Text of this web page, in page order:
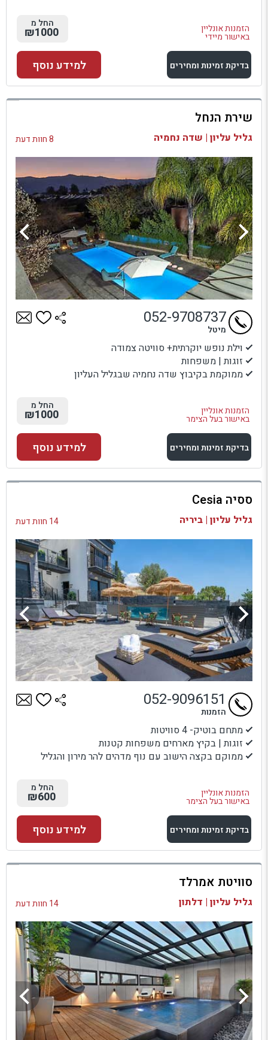
הזמנות אונליין
באישור מיידי
החל מ
₪1000
בדיקת זמינות ומחירים
למתחם זה
בדיקת זמינות ומחירים
למידע נוסף
שירת הנחל
גליל עליון | שדה נחמיה 8 חוות דעת
וילת נופש יוקרתית+ סוויטה צמודה
זוגות | משפחות
ממוקמת בקיבוץ שדה נחמיה שבגליל העליון
הזמנות אונליין
באישור בעל הצימר
052-9708737
מיטל
החל מ
₪1000
בדיקת זמינות ומחירים
למתחם זה
בדיקת זמינות ומחירים
למידע נוסף
ססיה Cesia
גליל עליון | ביריה 14 חוות דעת
מתחם בוטיק- 4 סוויטות
זוגות | בקיץ מארחים משפחות קטנות
ממוקם בקצה הישוב עם נוף מדהים להר מירון והגליל
הזמנות אונליין
באישור בעל הצימר
052-9096151
הזמנות
החל מ
₪600
בדיקת זמינות ומחירים
למתחם זה
בדיקת זמינות ומחירים
למידע נוסף
סוויטת אמרלד
גליל עליון | דלתון 14 חוות דעת